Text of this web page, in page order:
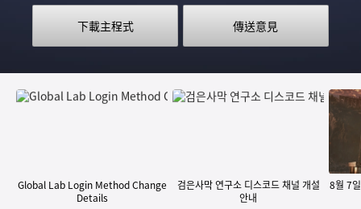
下載主程式 傳送意見
Global Lab Login Method Change
Details
검은사막 연구소 디스코드 채널 개설
안내
8월 7